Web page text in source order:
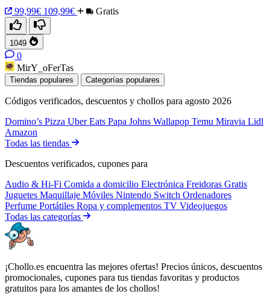
99,99€ 109,99€ Gratis
1049
0
MirY_oFerTas
Tiendas populares Categorías populares
Códigos verificados, descuentos y chollos para agosto 2026
Domino’s Pizza Uber Eats Papa Johns Wallapop Temu Miravia Lidl
Amazon
Todas las tiendas
Descuentos verificados, cupones para
Audio & Hi-Fi Comida a domicilio Electrónica Freidoras Gratis
Juguetes Maquillaje Móviles Nintendo Switch Ordenadores
Perfume Portátiles Ropa y complementos TV Videojuegos
Todas las categorías
¡Chollo.es encuentra las mejores ofertas! Precios únicos, descuentos
promocionales, cupones para tus tiendas favoritas y productos
gratuitos para los amantes de los chollos!